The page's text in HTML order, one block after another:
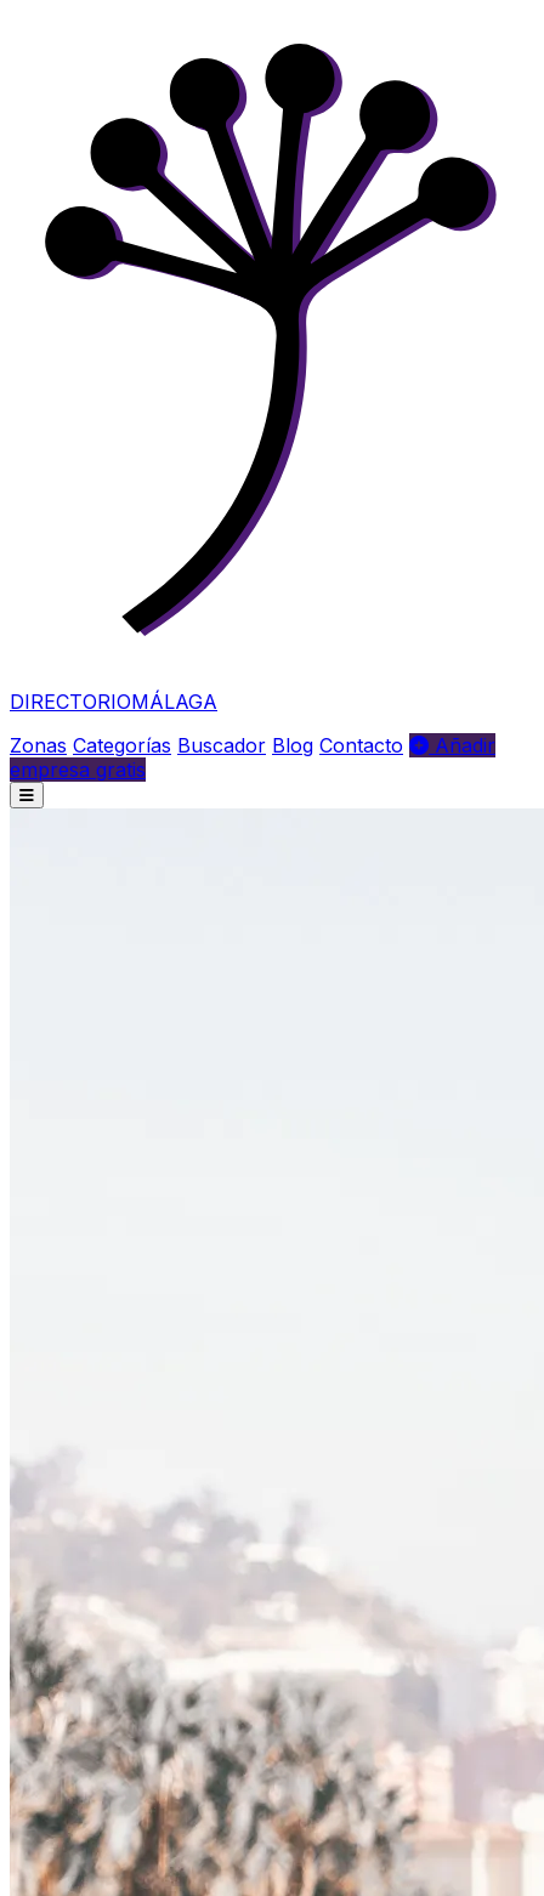
DIRECTORIOMÁLAGA
Zonas Categorías Buscador Blog Contacto
Añadir
empresa gratis